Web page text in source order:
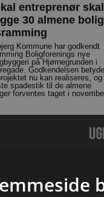
entreprenør skal
30 almene
Kommune har godkendt
Boligforenings nye
på Hjørnegrunden i
Godkendelsen
nu kan realiseres, og
spadestik til de almene
forventes taget i